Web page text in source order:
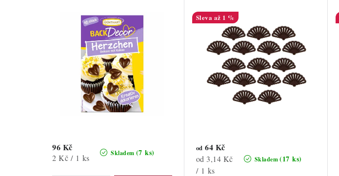
Skladem (7 ks)
96 Kč
Měrná
2 Kč / 1 ks
až 1 %
Skladem(17 ks)
od 64 Kč
Měrná
cena:
od 3,14 Kč
/ 1 ks